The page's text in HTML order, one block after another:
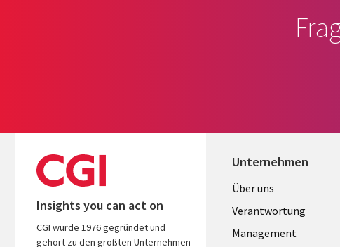
Insights you can act on
CGI wurde 1976 gegründet und
gehört zu den größten Unternehmen
Unternehmen
Useful
links
GERMANY
Über uns
Verantwortung
Management